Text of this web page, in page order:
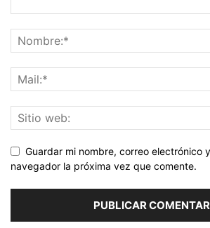
Guardar mi nombre, correo electrónico
navegador la próxima vez que comente.